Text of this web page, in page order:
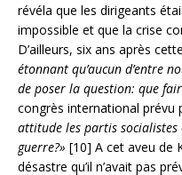
révéla que les dirigeants
impossible et que la crise
D’ailleurs, six ans après
étonnant qu’aucun d’entre
de poser la question: que
congrès international prévu
attitude les partis
guerre?» [10] A cet aveu de
désastre qu’il n’avait pas